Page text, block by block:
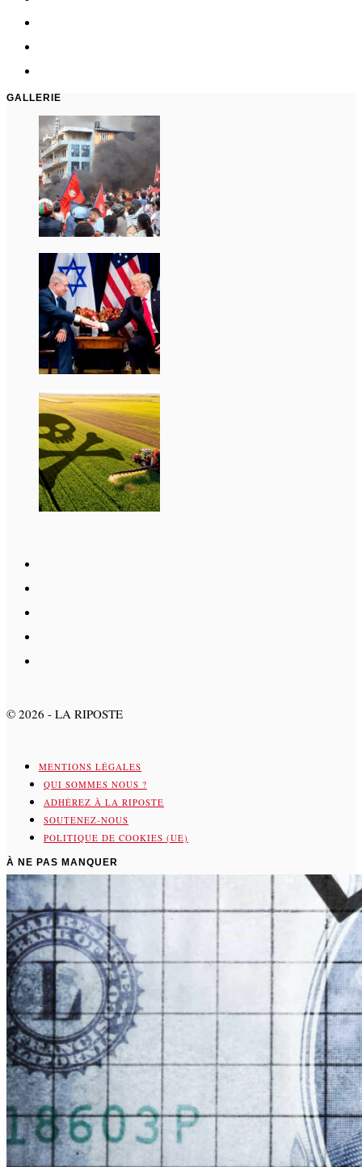
GALLERIE
© 2026 - LA RIPOSTE
MENTIONS LÉGALES
QUI SOMMES NOUS ?
ADHÉREZ À LA RIPOSTE
SOUTENEZ-NOUS
POLITIQUE DE COOKIES (UE)
À NE PAS MANQUER